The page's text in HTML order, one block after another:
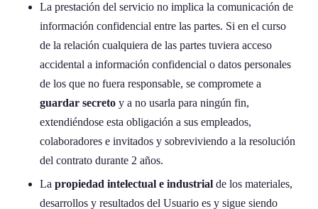
La prestación del servicio no implica la comunicación de
información confidencial entre las partes. Si en el curso
de la relación cualquiera de las partes tuviera acceso
accidental a información confidencial o datos personales
de los que no fuera responsable, se compromete a
guardar secreto y a no usarla para ningún fin,
extendiéndose esta obligación a sus empleados,
colaboradores e invitados y sobreviviendo a la resolución
del contrato durante 2 años.
La propiedad intelectual e industrial de los materiales,
desarrollos y resultados del Usuario es y sigue siendo